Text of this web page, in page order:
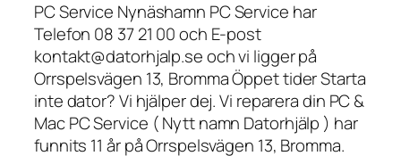
PC Service Nynäshamn PC Service har
Telefon 08 37 21 00 och E-post
kontakt@datorhjalp.se och vi ligger på
Orrspelsvägen 13, Bromma Öppet tider Starta
inte dator? Vi hjälper dej. Vi reparera din PC &
Mac PC Service ( Nytt namn Datorhjälp ) har
funnits 11 år på Orrspelsvägen 13, Bromma.